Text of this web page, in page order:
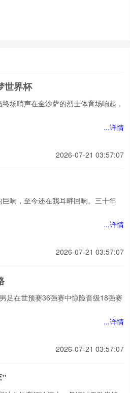
世界杯
场哨声在金沙萨的烈士体育场响起，
...详情
2026-07-21 03:57:07
响，至今还在我耳畔回响。三十年
...详情
2026-07-21 03:57:07
足在世预赛36强赛中惊险晋级18强赛
...详情
2026-07-21 03:57:07